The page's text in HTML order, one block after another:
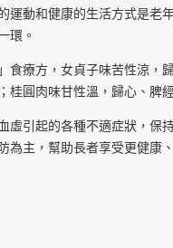
運動和健康的生活方式是老
環。
食療方，女貞子味苦性涼，
桂圓肉味甘性溫，歸心、脾經
虛引起的各種不適症狀，保
為主，幫助長者享受更健康